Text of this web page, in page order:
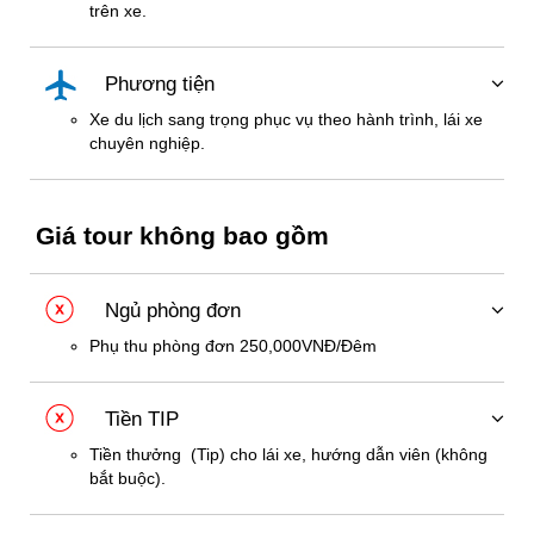
trên xe.
Phương tiện
Xe du lịch sang trọng phục vụ theo hành trình, lái xe
chuyên nghiệp.
Giá tour không bao gồm
Ngủ phòng đơn
Phụ thu phòng đơn 250,000VNĐ/Đêm
Tiền TIP
Tiền thưởng (Tip) cho lái xe, hướng dẫn viên (không
bắt buộc).